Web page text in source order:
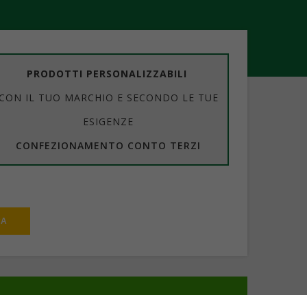
PRODOTTI PERSONALIZZABILI
IL TUO MARCHIO E SECONDO LE TUE
ESIGENZE
CONFEZIONAMENTO CONTO TERZI